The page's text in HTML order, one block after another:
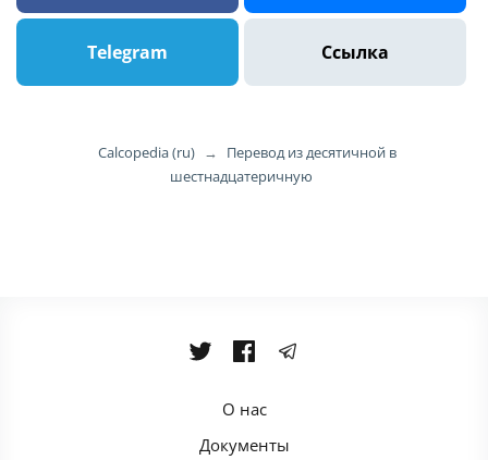
Telegram Ссылка
Calcopedia (ru) →
Перевод из десятичной в
шестнадцатеричную
О нас
Документы